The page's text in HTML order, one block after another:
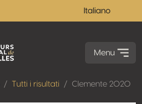
Italiano
Menu
Tutti i risultati Clemente 2020